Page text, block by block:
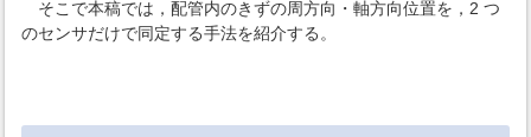
そこで本稿では，配管内のきずの周方向・軸方向位置を，2 つ
のセンサだけで同定する手法を紹介する。